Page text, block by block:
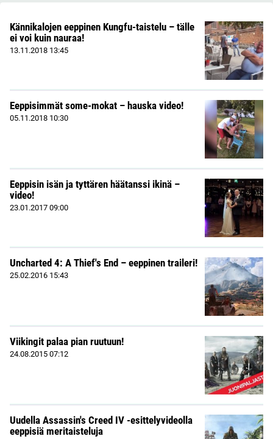
Kännikalojen eeppinen Kungfu-taistelu – tälle
ei voi kuin nauraa!
13.11.2018 13:45
Eeppisimmät some-mokat – hauska video!
05.11.2018 10:30
Eeppisin isän ja tyttären häätanssi ikinä –
video!
23.01.2017 09:00
Uncharted 4: A Thief's End – eeppinen traileri!
25.02.2016 15:43
Viikingit palaa pian ruutuun!
24.08.2015 07:12
Uudella Assassin's Creed IV -esittelyvideolla
eeppisiä meritaisteluja